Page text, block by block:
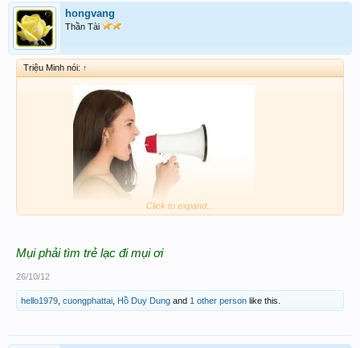
​
hongvang
Thần Tài
Triệu Minh nói: ↑
rán cho Triệu Minhmăm đóa nha...
Click to expand...
Mụi phải tìm trẻ lạc đi mụi ơi
26/10/12
hello1979 cuongphattai Hồ Duy Dung and 1 other person like this.